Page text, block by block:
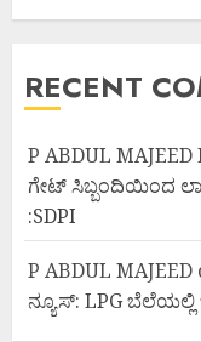
RECENT
P ABDUL MAJEED
ಗೇಟ್ ಸಿಬ್ಬಂದಿಯಿಂದ
:SDPI
P ABDUL MAJEED
ನ್ಯೂಸ್: LPG ಬೆಲೆಯಲ್ಲಿ